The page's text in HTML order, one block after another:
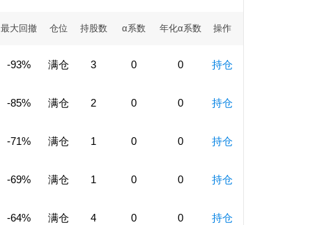
最大回撤 仓位 持股数 α系数 年化α系数 操作
-93% 满仓 3 0 0 持仓
-85% 满仓 2 0 0 持仓
-71% 满仓 1 0 0 持仓
-69% 满仓 1 0 0 持仓
-64% 满仓 4 0 0 持仓